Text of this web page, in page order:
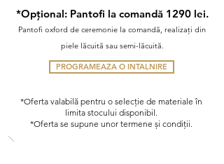
*Opțional: Pantofi la comandă 1290 lei.
Pantofi oxford de ceremonie la comandă, realizați din
piele lăcuită sau semi-lăcuită.
PROGRAMEAZA O INTALNIRE
*Oferta valabilă pentru o selecție de materiale în
limita stocului disponibil.
*Oferta se supune unor termene și condiții.